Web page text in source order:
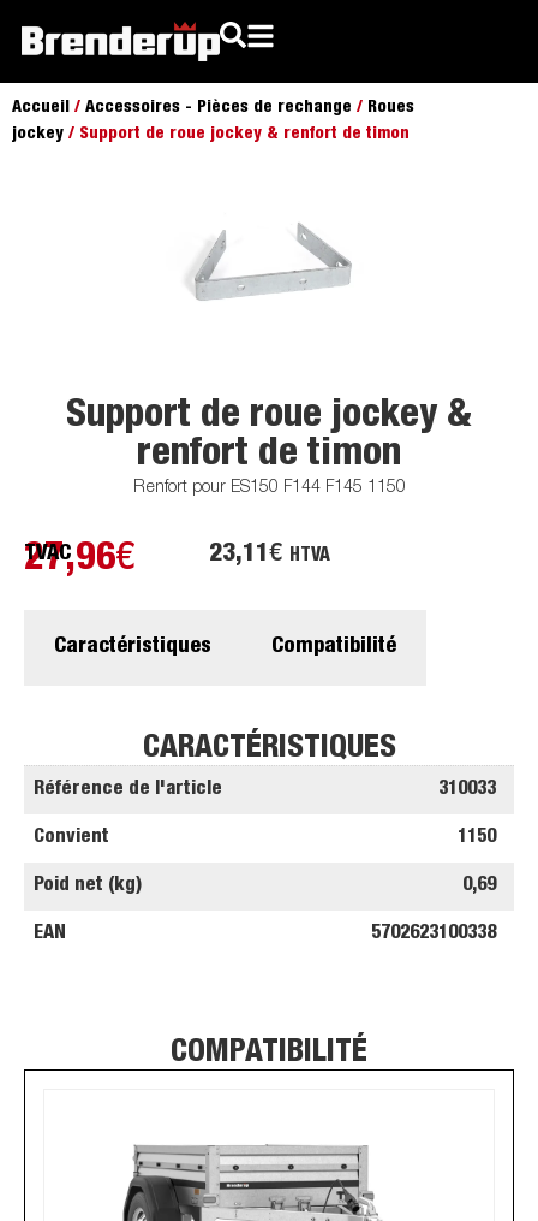
Accueil / Accessoires - Pièces de rechange / Roues
jockey / Support de roue jockey & renfort de timon
Support de roue jockey &
renfort de timon
Renfort pour ES150 F144 F145 1150
27,96€
TVAC 23,11€ HTVA
Caractéristiques Compatibilité
CARACTÉRISTIQUES
Référence de l'article 310033
Convient 1150
Poid net (kg) 0,69
EAN 5702623100338
COMPATIBILITÉ